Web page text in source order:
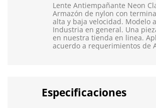
Lente Antiempañante Neon
Armazón de nylon con
alta y baja velocidad. Modelo
Industria en general. Una
en nuestra tienda en linea.
acuerdo a requerimientos de
Especificaciones